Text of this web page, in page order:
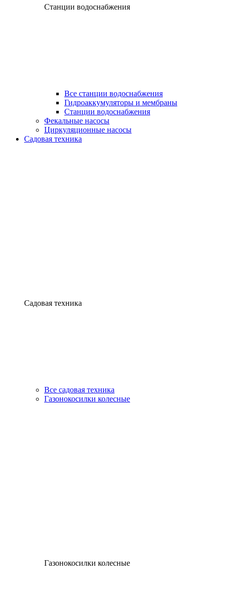
Станции водоснабжения
Все станции водоснабжения
Гидроаккумуляторы и мембраны
Станции водоснабжения
Фекальные насосы
Циркуляционные насосы
Садовая техника
Садовая техника
Все садовая техника
Газонокосилки колесные
Газонокосилки колесные